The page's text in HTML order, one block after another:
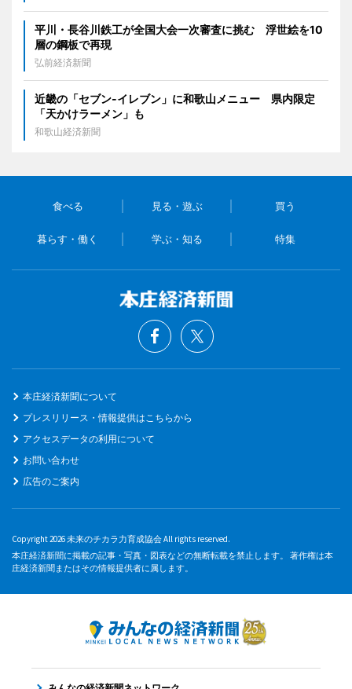
平川・長谷川鉄工が全国大会一次審査に挑む 浮世絵を10
層の鋼板で再現
弘前経済新聞
近畿の「セブン-イレブン」に和歌山メニュー 県内限定
「天かけラーメン」も
和歌山経済新聞
食べる 見る・遊ぶ 買う
暮らす・働く 学ぶ・知る 特集
本庄経済新聞について
プレスリリース・情報提供はこちらから
アクセスデータの利用について
お問い合わせ
広告のご案内
Copyright 2026 未来のチカラ力育成協会 All rights reserved.
本庄経済新聞に掲載の記事・写真・図表などの無断転載を禁止します。 著作権は本
庄経済新聞またはその情報提供者に属します。